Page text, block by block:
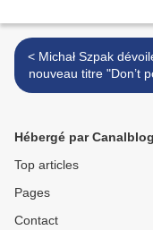
< Michał Szpak dévoile son
nouveau titre "Don’t
your heart"... qui
Hébergé par Canalblog
Top articles
Pages
Contact